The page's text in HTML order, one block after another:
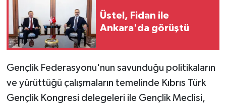
Üstel, Fidan ile
Ankara'da görüştü
Gençlik Federasyonu'nun savunduğu politikaların
ve yürüttüğü çalışmaların temelinde Kıbrıs Türk
Gençlik Kongresi delegeleri ile Gençlik Meclisi,